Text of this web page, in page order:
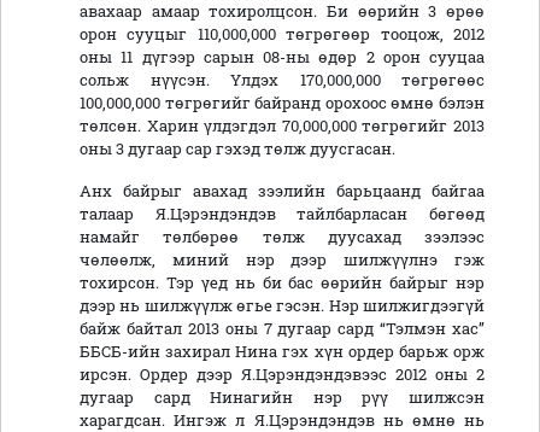
авахаар амаар тохиролцсон. Би өөрийн 3 өрөө
орон сууцыг 110,000,000 төгрөгөөр тооцож, 2012
оны 11 дүгээр сарын 08-ны өдөр 2 орон сууцаа
сольж нүүсэн. Үлдэх 170,000,000 төгрөгөөс
100,000,000 төгрөгийг байранд орохоос өмнө бэлэн
төлсөн. Харин үлдэгдэл 70,000,000 төгрөгийг 2013
оны 3 дугаар сар гэхэд төлж дуусгасан.
Анх байрыг авахад зээлийн барьцаанд байгаа
талаар Я.Цэрэндэндэв тайлбарласан бөгөөд
намайг төлбөрөө төлж дуусахад зээлээс
чөлөөлж, миний нэр дээр шилжүүлнэ гэж
тохирсон. Тэр үед нь би бас өөрийн байрыг нэр
дээр нь шилжүүлж өгье гэсэн. Нэр шилжигдээгүй
байж байтал 2013 оны 7 дугаар сард “Тэлмэн хас”
ББСБ-ийн захирал Нина гэх хүн ордер барьж орж
ирсэн. Ордер дээр Я.Цэрэндэндэвээс 2012 оны 2
дугаар сард Нинагийн нэр рүү шилжсэн
харагдсан. Ингэж л Я.Цэрэндэндэв нь өмнө нь